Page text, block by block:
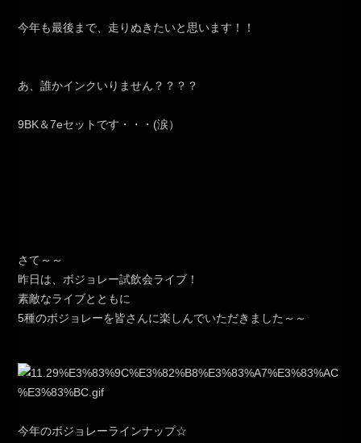
今年も最後まで、走りぬきたいと思います！！
あ、誰かインクいりません？？？？
9BK＆7eセットです・・・(涙）
さて～～
昨日は、ボジョレー試飲会ライブ！
素敵なライブとともに
5種のボジョレーを皆さんに楽しんでいただきました～～
今年のボジョレーラインナップ☆